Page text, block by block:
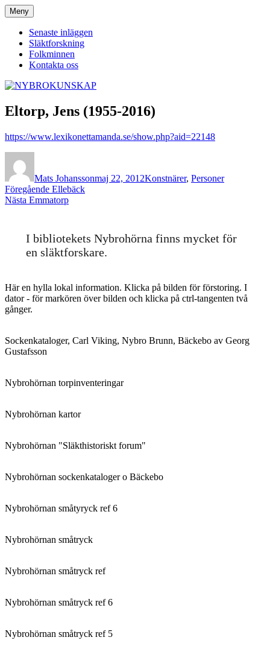
Hoppa
till
innehåll
NYBROKUNSKAP
Meny
Senaste inläggen
Släktforskning
Folkminnen
Kontakta oss
Eltorp, Jens (1955-2016)
https://www.lexikonettamanda.se/show.php?aid=22148
Mats Johanssonmaj 22, 2012Konstnärer, Personer
Inläggsnavigering
Föregående Föregående
inlägg:
Ellebäck
Nästa Nästa
Emmatorp
I bibliotekets Nybrohörna finns mycket för
en släktforskare.
Här en hylla lokal information. Klicka på bilden för förstoring. I
dator - för markören över bilden och klicka på ctrl-tangenten två
gånger.
Sockenkataloger, Carl Viking, Nybro Brunn, Bäckebo av Georg
Gustafsson
Nybrohörnan torpinventeringar
Nybrohörnan kartor
Nybrohörnan "Släkthistoriskt forum"
Nybrohörnan sockenkataloger o Bäckebo
Nybrohörnan småtyryck ref 6
Nybrohörnan småtryck
Nybrohörnan småtryck ref
Nybrohörnan småtryck ref 6
Nybrohörnan småtryck ref 5